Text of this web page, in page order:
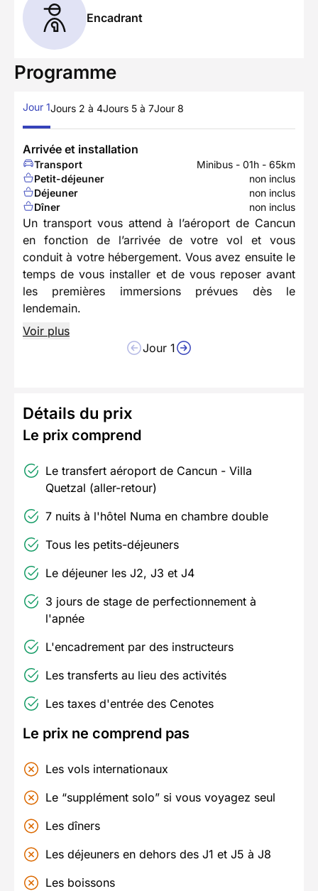
Encadrant
Programme
Jour 1Jours 2 à 4Jours 5 à 7Jour 8
Arrivée et installation
Transport
Minibus - 01h - 65km
Petit-déjeuner
non inclus
Déjeuner
non inclus
Dîner
non inclus
Un transport vous attend à l’aéroport de Cancun
en fonction de l’arrivée de votre vol et vous
conduit à votre hébergement. Vous avez ensuite le
temps de vous installer et de vous reposer avant
les premières immersions prévues dès le
lendemain.
Voir plus
Jour 1
Détails du prix
Le prix comprend
Le transfert aéroport de Cancun - Villa
Quetzal (aller-retour)
7 nuits à l'hôtel Numa en chambre double
Tous les petits-déjeuners
Le déjeuner les J2, J3 et J4
3 jours de stage de perfectionnement à
l'apnée
L'encadrement par des instructeurs
Les transferts au lieu des activités
Les taxes d'entrée des Cenotes
Le prix ne comprend pas
Les vols internationaux
Le “supplément solo” si vous voyagez seul
Les dîners
Les déjeuners en dehors des J1 et J5 à J8
Les boissons